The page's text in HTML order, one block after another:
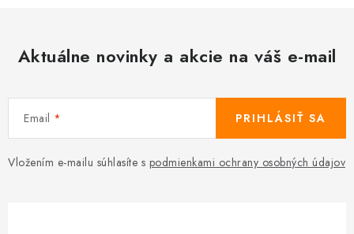
Aktuálne novinky a akcie na váš e-mail
Email
Vložením e-mailu súhlasíte s podmienkami ochrany osobných údajov
PRIHLÁSIŤ SA